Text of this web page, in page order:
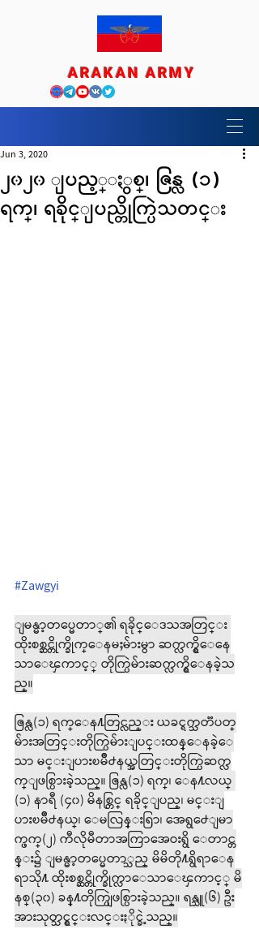
ARAKAN ARMY
၂၀၂၀ ျပည့္ႏွစ္၊ ဇြန္လ (၁)
ရက္၊ ရခိုင္ျပည္တိုက္ပြဲသတင္း
Jun 3, 2020
#Zawgyi
ျမန္မာ့တပ္မေတာ္၏ ရခိုင္ေဒသအတြင္း
ထိုးစစ္ဆင္တိုက္ခိုက္ေနမႈမ်ားမွာ ဆက္လက္ရွိေနေ
သာေၾကာင့္ တိုက္ပြဲမ်ားဆက္လက္ရွိေနခဲ့သ
ည္။
ဇြန္လ(၁) ရက္ေန႔တြင္လည္း ယခင္ရက္သတၱပတ္
မ်ားအတြင္းတိုက္ပြဲမ်ားျပင္းထန္ေနခဲ့ေ
သာ မင္းျပားၿမိဳ႕နယ္အတြင္းတိုက္ပြဲဆက္လ
က္ျဖစ္ပြားခဲ့သည္။ ဇြန္လ(၁) ရက္၊ ေန႔လယ္
(၁) နာရီ (၄၀) မိနစ္တြင္ ရခိုင္ျပည္၊ မင္းျ
ပားၿမိဳ႕နယ္၊ ေမလြန္းရြာ၊ အေရွ႕ေျမာ
က္ဖက္(၂) ကီလိုမီတာအကြာအေဝးရွိ ေတာင္တ
န္း၌ ျမန္မာ့တပ္မေတာ္သည္ မိမိတို႔ရွိရာေန
ရာသို႔ ထိုးစစ္ဆင္တိုက္ခိုက္လာေသာေၾကာင့္ မိ
နစ္(၃၀) ခန္႔တိုက္ပြဲျဖစ္ပြားခဲ့သည္။ ရန္သူ(၆) ဦး
အားသုတ္သင္ရွင္းလင္းႏိုင္ခဲ့သည္။